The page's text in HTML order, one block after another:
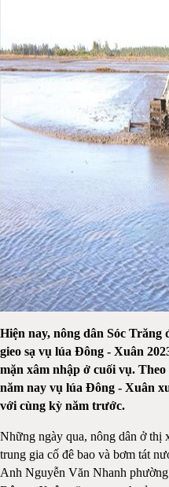
Hiện nay, nông dân Sóc Trăng
gieo sạ vụ lúa Đông - Xuân
mặn xâm nhập ở cuối vụ.
năm nay vụ lúa Đông - Xuân
với cùng kỳ năm trước.
Những ngày qua, nông dân ở thị
trung gia cố đê bao và bơm tát
Anh Nguyễn Văn Nhanh